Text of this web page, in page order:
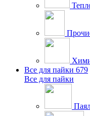
Все для пайки 679
Все для пайки